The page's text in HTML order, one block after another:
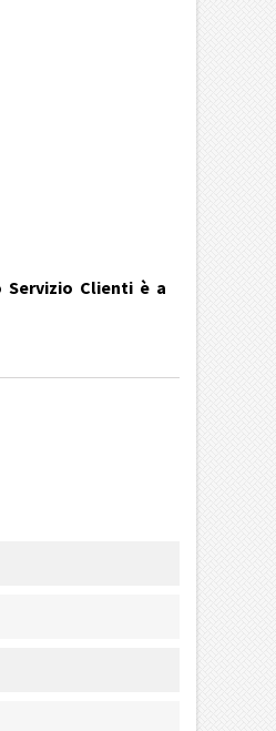
Clienti è a